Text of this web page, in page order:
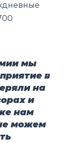
мы
в
на
и
нам
можем